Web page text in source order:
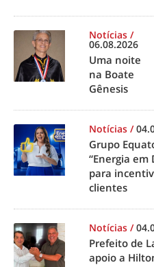
Notícias /
06.08.2026
Uma noite
na Boate
Gênesis
Notícias /
Grupo
“Energia em
para
clientes
Notícias /
Prefeito de
apoio a